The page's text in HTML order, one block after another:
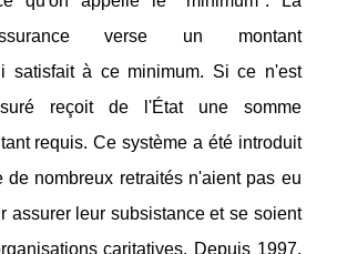
verse un montant
satisfait à ce minimum. Si ce n'est
reçoit de l'État une somme
requis. Ce système a été introduit
de nombreux retraités n'aient pas eu
assurer leur subsistance et se soient
caritatives. Depuis 1997,